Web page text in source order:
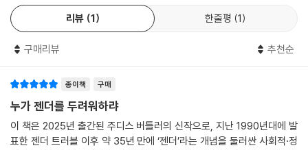
이 세상에서 당신은 인종화되지 않았다고 말하는 상황을 상상해보자. 또는
당신이 팔레스타인 사람인데 누군가가 당신에게 팔레스타인 사람은 존재
다). 당신이 누구이며 그 무엇인지 아닌지를 말할 권리가 있다는 사람들,
은 당신이 행사할 수 있는 권리가 아니라는 사람들, 당신이 스스로에게 부
여한 이름과 성별, 당신이 결국 도달하게 된 이름과 성별로 당신을 기꺼이
인정하기 전에 당신에게 의료적·정신의학적 검사 또는 강제적 외과 수술을
받게 하려는 이 사람들은 대체 누구인가?
이들은 대체 누구이며, 왜 그토록 맹렬히 젠더를 거부하는가? 버틀러는 이
질문에 답하기 위해 동시대의 젠더에 반대하는 집단을 들여다본다. 종교
집단으로는 로마가톨릭의 중심인 바티칸과 복음주의교회를 포함한 기독
프·이탈리아 조르자 멜로니·한국의 윤석열 등 반페미니즘 반젠더를 무기
고집하며 페미니즘의 이름으로 트랜스를 혐오하는 J. K. 롤링, 홀리 로퍼드
스미스, 캐슬린 스톡 등 트랜스 배제적 래디컬 페미니스트(Trans-Exclu
sionary Radical Feminist, TERF)와 ‘젠더 비판적 페미니즘’ 연구자들
이 책은 부식하는 시대와 극우 세력의 끔찍한 혼종에 대한 단순한 교정이
나 해독제가 아니다. 보수주의자와 진보주의자 사이의 의미와 가치에 대한
운 연대와 새로운 상상력’을 위한 시급한 요청이자 초대이며, ‘폭력에 대한
두려움 없이 움직이고 숨쉬고 사랑할 수 있는 세계를 만들어가는 데 기여
하자’는 촉구다. 이는 ‘도덕적 사디즘’을 거부하고, 다른 세계를 만드는 일
의 위험을 인식하며, 그럼에도 불구하고 그 방향으로 행동하자는 호소다.
리뷰 1 한줄평 1
구매리뷰 추천순
종이책 구매
누가 젠더를 두려워하랴
이 책은 2025년 출간된 주디스 버틀러의 신작으로, 지난 1990년대에 발
표한 젠더 트러블 이후 약 35년 만에 ‘젠더’라는 개념을 둘러싼 사회적·정